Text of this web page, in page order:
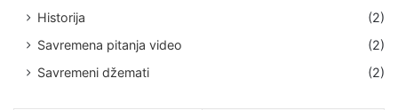
Historija
(2)
Savremena pitanja video
(2)
Savremeni džemati
(2)